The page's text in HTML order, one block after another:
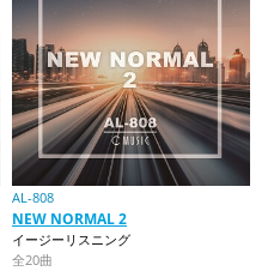
AL-808
NEW NORMAL 2
イージーリスニング
全20曲